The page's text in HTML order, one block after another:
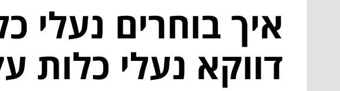
איך בוחרים נעלי
דווקא נעלי כלות